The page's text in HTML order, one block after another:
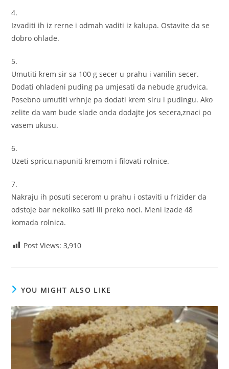
4.
Izvaditi ih iz rerne i odmah vaditi iz kalupa. Ostavite da se
dobro ohlade.
5.
Umutiti krem sir sa 100 g secer u prahu i vanilin secer.
Dodati ohladeni puding pa umjesati da nebude grudvica.
Posebno umutiti vrhnje pa dodati krem siru i pudingu. Ako
zelite da vam bude slade onda dodajte jos secera,znaci po
vasem ukusu.
6.
Uzeti spricu,napuniti kremom i filovati rolnice.
7.
Nakraju ih posuti secerom u prahu i ostaviti u frizider da
odstoje bar nekoliko sati ili preko noci. Meni izade 48
komada rolnica.
Post Views: 3,910
YOU MIGHT ALSO LIKE